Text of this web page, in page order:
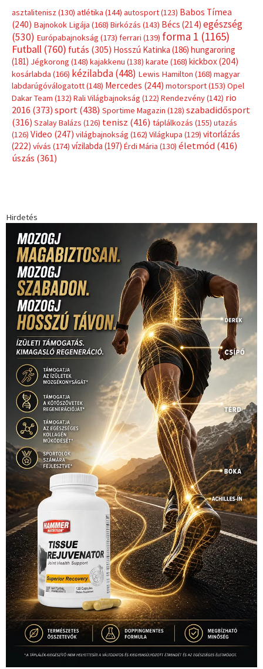
asztalitenisz (130) atlétika (144) autosport(123) Babos Tímea
(240) Bajnokok Ligája (168) Birkózás (143) Bécs (214) egészség
(530) Európabajnokság (173) ferrari (139) forma 1 (1165)
Futball (760) futás (305) Hosszú Katinka (186) hungaroring
(181) Jégkorong (148) kajakkenu (138) karate (168) kickbox(204)
kosárlabda (166) kézilabda(448) Lewis Hamilton (168) magyar
labdarúgóválogatott(148) Mercedes (244) motorsport(153) Opel
Dakar Team (132) Rali Világbajnokság (122) Rendezvény(142) rio
2016 (373) sport(438) Sportime Magazin (128) szabadidősport
(316) Szalay Balázs (126) tenisz (416) táplálkozás (155) utazás
(126) Video (247) világbajnokság (162) Világkupa (129) vitorlázás
(222) vívás (174) vízilabda (197) Érdi Mária (130) életmód(416)
úszás (361)
Hirdetés